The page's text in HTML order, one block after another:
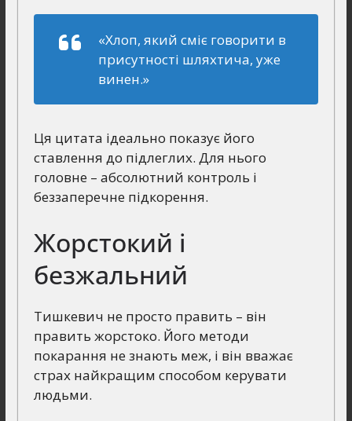
«Хлоп, який сміє говорити в
присутності шляхтича, уже
винен.»
Ця цитата ідеально показує його
ставлення до підлеглих. Для нього
головне – абсолютний контроль і
беззаперечне підкорення.
Жорстокий і
безжальний
Тишкевич не просто править – він
править жорстоко. Його методи
покарання не знають меж, і він вважає
страх найкращим способом керувати
людьми.